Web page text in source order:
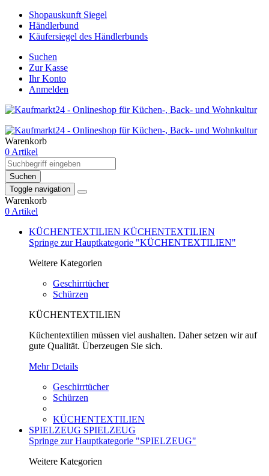
Shopauskunft Siegel
Händlerbund
Käufersiegel des Händlerbunds
Suchen
Zur Kasse
Ihr Konto
Anmelden
Warenkorb
0 Artikel
Suchen
Toggle navigation
Warenkorb
0 Artikel
KÜCHENTEXTILIEN KÜCHENTEXTILIEN
Springe zur Hauptkategorie "KÜCHENTEXTILIEN"
Weitere Kategorien
Geschirrtücher
Schürzen
KÜCHENTEXTILIEN
Küchentextilien müssen viel aushalten. Daher setzen wir auf
gute Qualität. Überzeugen Sie sich.
Mehr Details
Geschirrtücher
Schürzen
KÜCHENTEXTILIEN
SPIELZEUG SPIELZEUG
Springe zur Hauptkategorie "SPIELZEUG"
Weitere Kategorien